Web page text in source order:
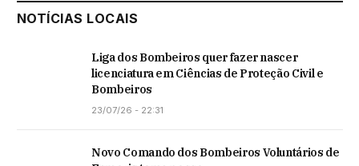
NOTÍCIAS LOCAIS
Liga dos Bombeiros quer fazer nascer
licenciatura em Ciências de Proteção Civil e
Bombeiros
23/07/26 - 22:31
Novo Comando dos Bombeiros Voluntários de